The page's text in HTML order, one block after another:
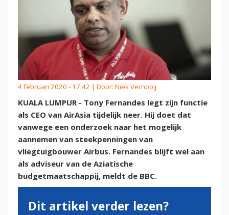
4 februari 2020 - 17:42 | Door: Niek Vernooij
KUALA LUMPUR - Tony Fernandes legt zijn functie
als CEO van AirAsia tijdelijk neer. Hij doet dat
vanwege een onderzoek naar het mogelijk
aannemen van steekpenningen van
vliegtuigbouwer Airbus. Fernandes blijft wel aan
als adviseur van de Aziatische
budgetmaatschappij, meldt de BBC.
Dit artikel verder lezen?